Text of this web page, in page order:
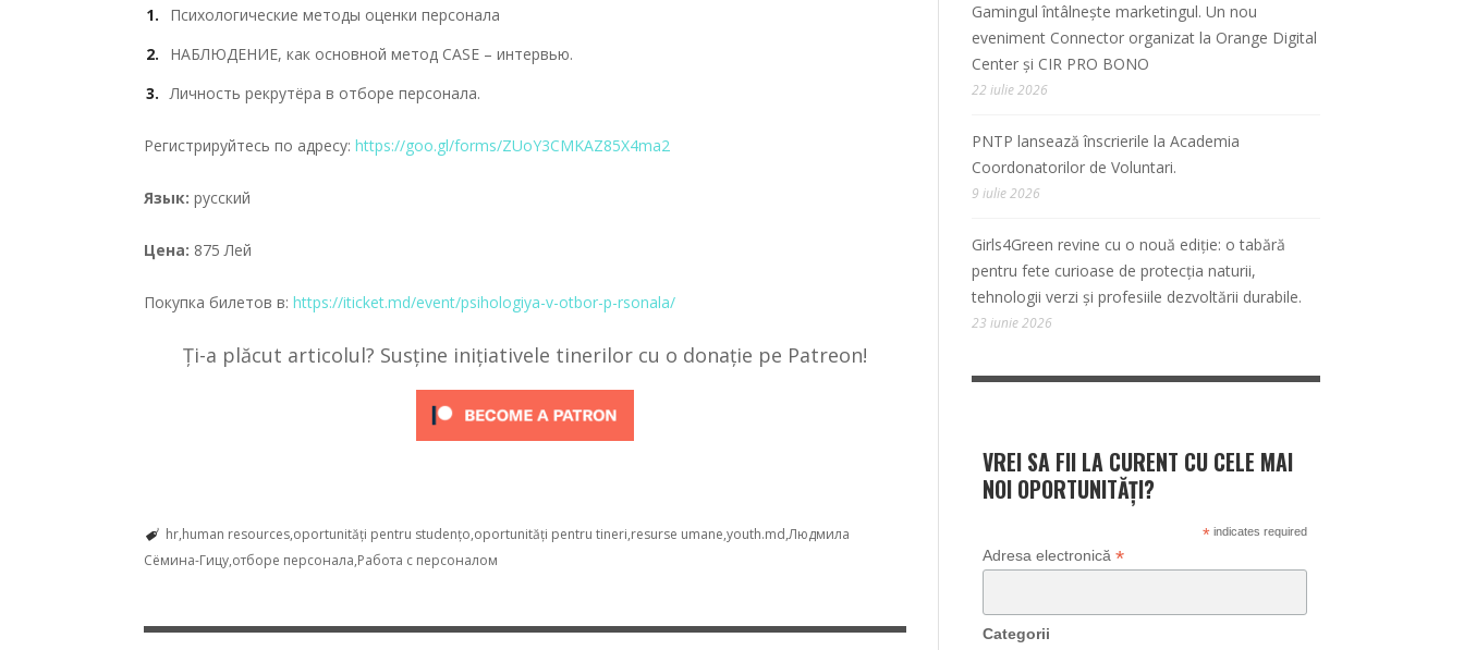
Психологические методы оценки персонала
НАБЛЮДЕНИЕ, как основной метод CASE – интервью.
Личность рекрутёра в отборе персонала.
Регистрируйтесь по адресу: https://goo.gl/forms/ZUoY3CMKAZ85X4ma2
Язык: русский
Цена: 875 Лей
Покупка билетов в: https://iticket.md/event/psihologiya-v-otbor-p-rsonala/
Ți-a plăcut articolul? Susține inițiativele tinerilor cu o donație pe Patreon!
hr human resources oportunități pentru studențo oportunități pentru tineri resurse umane youth.md Людмила
Сёмина-Гицу отборе персонала Работа с персоналом
Gamingul întâlnește marketingul. Un nou
eveniment Connector organizat la Orange Digital
Center și CIR PRO BONO
22 iulie 2026
PNTP lansează înscrierile la Academia
Coordonatorilor de Voluntari.
9 iulie 2026
Girls4Green revine cu o nouă ediție: o tabără
pentru fete curioase de protecția naturii,
tehnologii verzi și profesiile dezvoltării durabile.
23 iunie 2026
VREI SA FII LA CURENT CU CELE MAI
NOI OPORTUNITĂȚI?
*indicates required
Adresa electronică *
Categorii